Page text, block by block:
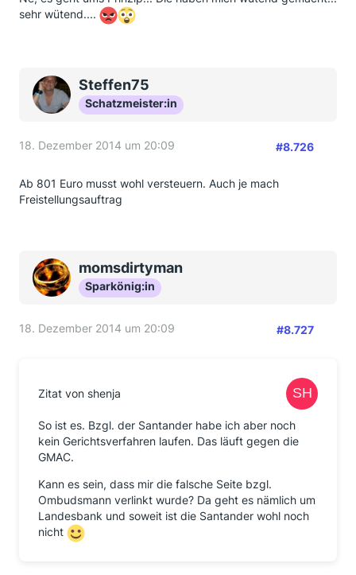
sehr wütend....
Steffen75
Schatzmeister:in
18. Dezember 2014 um 20:09 #8.726
Ab 801 Euro musst wohl versteuern. Auch je mach
Freistellungsauftrag
momsdirtyman
Sparkönig:in
18. Dezember 2014 um 20:09 #8.727
Zitat von shenja
So ist es. Bzgl. der Santander habe ich aber noch
kein Gerichtsverfahren laufen. Das läuft gegen die
GMAC.
Kann es sein, dass mir die falsche Seite bzgl.
Ombudsmann verlinkt wurde? Da geht es nämlich um
Landesbank und soweit ist die Santander wohl noch
nicht